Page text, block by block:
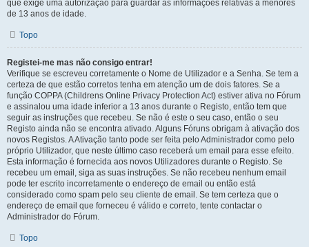
que exige uma autorização para guardar as informações relativas a menores
de 13 anos de idade.
Topo
Registei-me mas não consigo entrar!
Verifique se escreveu corretamente o Nome de Utilizador e a Senha. Se tem a
certeza de que estão corretos tenha em atenção um de dois fatores. Se a
função COPPA (Childrens Online Privacy Protection Act) estiver ativa no Fórum
e assinalou uma idade inferior a 13 anos durante o Registo, então tem que
seguir as instruções que recebeu. Se não é este o seu caso, então o seu
Registo ainda não se encontra ativado. Alguns Fóruns obrigam à ativação dos
novos Registos. A Ativação tanto pode ser feita pelo Administrador como pelo
próprio Utilizador, que neste último caso receberá um email para esse efeito.
Esta informação é fornecida aos novos Utilizadores durante o Registo. Se
recebeu um email, siga as suas instruções. Se não recebeu nenhum email
pode ter escrito incorretamente o endereço de email ou então está
considerado como spam pelo seu cliente de email. Se tem certeza que o
endereço de email que forneceu é válido e correto, tente contactar o
Administrador do Fórum.
Topo